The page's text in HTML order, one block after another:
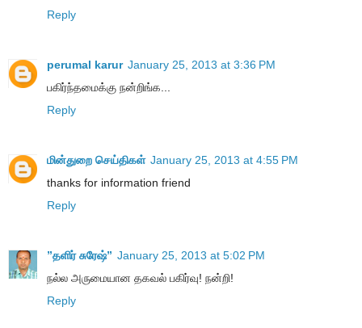
Reply
perumal karur January 25, 2013 at 3:36 PM
பகிர்ந்தமைக்கு நன்றிங்க...
Reply
மின்துறை செய்திகள் January 25, 2013 at 4:55 PM
thanks for information friend
Reply
”தளிர் சுரேஷ்” January 25, 2013 at 5:02 PM
நல்ல அருமையான தகவல் பகிர்வு! நன்றி!
Reply